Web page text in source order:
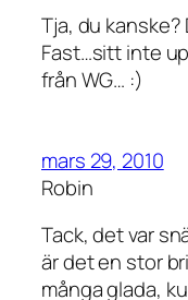
Tja, du kanske?
Fast…sitt inte
från WG… :)
mars 29, 2010
Robin
Tack, det var
är det en stor
många glada,